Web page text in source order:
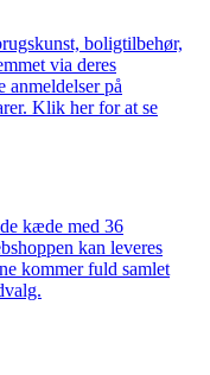
boligtilbehør,
via deres
anmeldelser på
Klik her for at se
kæde med 36
kan leveres
kommer fuld samlet